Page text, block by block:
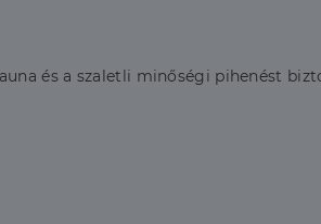
és a szaletli minőségi pihenést